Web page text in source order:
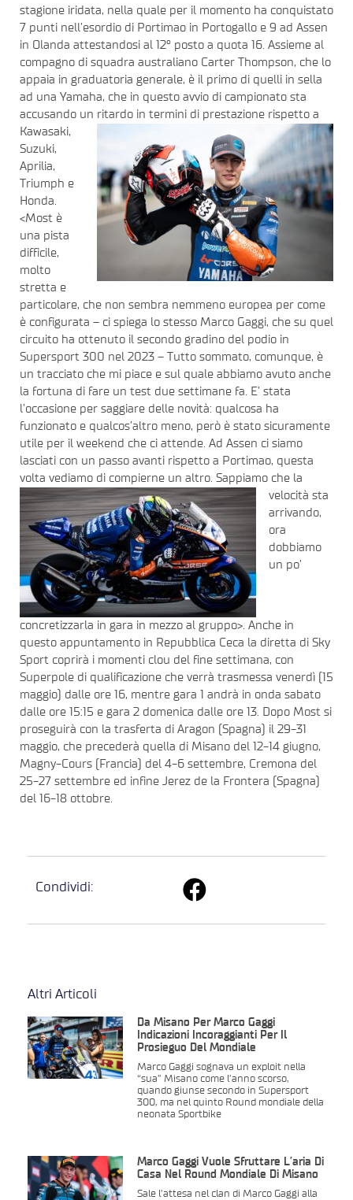
stagione iridata, nella quale per il momento ha conquistato
7 punti nell’esordio di Portimao in Portogallo e 9 ad Assen
in Olanda attestandosi al 12° posto a quota 16. Assieme al
compagno di squadra australiano Carter Thompson, che lo
appaia in graduatoria generale, è il primo di quelli in sella
ad una Yamaha, che in questo avvio di campionato sta
accusando un ritardo in termini di prestazione rispetto a
Kawasaki,
Suzuki,
Aprilia,
Triumph e
Honda.
<Most è
una pista
difficile,
molto
stretta e
particolare, che non sembra nemmeno europea per come
è configurata – ci spiega lo stesso Marco Gaggi, che su quel
circuito ha ottenuto il secondo gradino del podio in
Supersport 300 nel 2023 – Tutto sommato, comunque, è
un tracciato che mi piace e sul quale abbiamo avuto anche
la fortuna di fare un test due settimane fa. E’ stata
l’occasione per saggiare delle novità: qualcosa ha
funzionato e qualcos’altro meno, però è stato sicuramente
utile per il weekend che ci attende. Ad Assen ci siamo
lasciati con un passo avanti rispetto a Portimao, questa
volta vediamo di compierne un altro. Sappiamo che la
velocità sta
arrivando,
ora
dobbiamo
un po’
concretizzarla in gara in mezzo al gruppo>. Anche in
questo appuntamento in Repubblica Ceca la diretta di Sky
Sport coprirà i momenti clou del fine settimana, con
Superpole di qualificazione che verrà trasmessa venerdì (15
maggio) dalle ore 16, mentre gara 1 andrà in onda sabato
dalle ore 15:15 e gara 2 domenica dalle ore 13. Dopo Most si
proseguirà con la trasferta di Aragon (Spagna) il 29-31
maggio, che precederà quella di Misano del 12-14 giugno,
Magny-Cours (Francia) del 4-6 settembre, Cremona del
25-27 settembre ed infine Jerez de la Frontera (Spagna)
del 16-18 ottobre.
Condividi:
Altri Articoli
Da Misano Per Marco Gaggi
Indicazioni Incoraggianti Per Il
Prosieguo Del Mondiale
Marco Gaggi sognava un exploit nella
“sua” Misano come l’anno scorso,
quando giunse secondo in Supersport
300, ma nel quinto Round mondiale della
neonata Sportbike
Marco Gaggi Vuole Sfruttare L’aria Di
Casa Nel Round Mondiale Di Misano
Sale l’attesa nel clan di Marco Gaggi alla